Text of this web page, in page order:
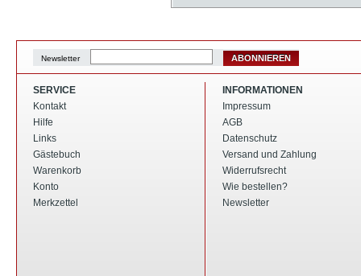
Newsletter ABONNIEREN
SERVICE
Kontakt
Hilfe
Links
Gästebuch
Warenkorb
Konto
Merkzettel
INFORMATIONEN
Impressum
AGB
Datenschutz
Versand und Zahlung
Widerrufsrecht
Wie bestellen?
Newsletter